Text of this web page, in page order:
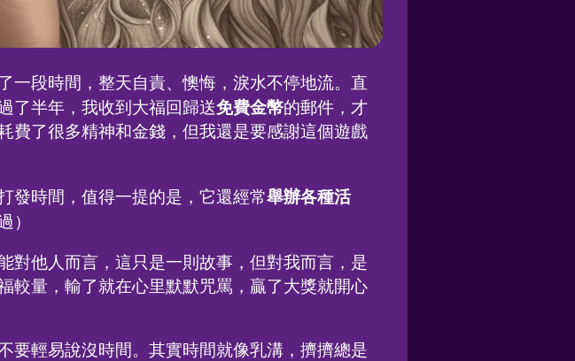
一段時間，整天自責、懊悔，淚水不停地流。直
了半年，我收到大福回歸送免費金幣的郵件，才
費了很多精神和金錢，但我還是要感謝這個遊戲
發時間，值得一提的是，它還經常舉辦各種活
）
對他人而言，這只是一則故事，但對我而言，是
較量，輸了就在心里默默咒罵，贏了大獎就開心
要輕易說沒時間。其實時間就像乳溝，擠擠總是